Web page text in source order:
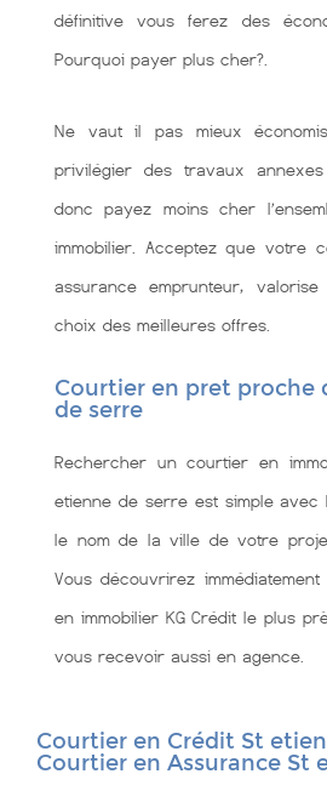
définitive vous ferez des
Pourquoi payer plus cher?.
Ne vaut il pas mieux
privilégier des travaux
donc payez moins cher
immobilier. Acceptez que votre
assurance emprunteur,
choix des meilleures offres.
Courtier en pret proche
de serre
Rechercher un courtier en
etienne de serre est simple avec
le nom de la ville de votre
Vous découvrirez
en immobilier KG Crédit le plus
vous recevoir aussi en agence.
Courtier en Crédit St
Courtier en Assurance St